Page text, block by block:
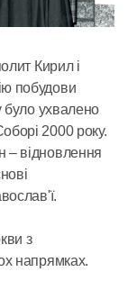
Кирил і
побудови
було ухвалено
2000 року.
– відновлення
з
напрямках.